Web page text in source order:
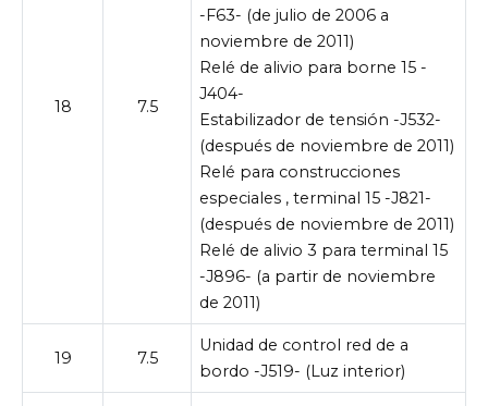
18 7.5
-F63- (de julio de 2006 a
noviembre de 2011)
Relé de alivio para borne 15 -
J404-
Estabilizador de tensión -J532-
(después de noviembre de 2011)
Relé para construcciones
especiales , terminal 15 -J821-
(después de noviembre de 2011)
Relé de alivio 3 para terminal 15
-J896- (a partir de noviembre
de 2011)
19 7.5
Unidad de control red de a
bordo -J519- (Luz interior)